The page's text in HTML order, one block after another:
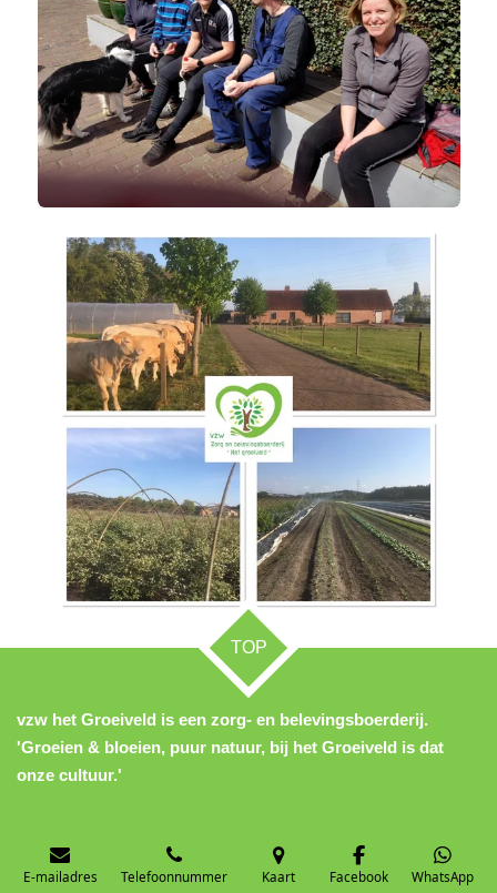
TOP
vzw het Groeiveld is een zorg- en belevingsboerderij.
'Groeien & bloeien, puur natuur, bij het Groeiveld is dat
onze cultuur.'
E-mailadres Telefoonnummer Kaart Facebook WhatsApp